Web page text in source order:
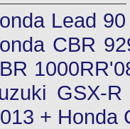
Lead
CBR
GSX-
+ Honda